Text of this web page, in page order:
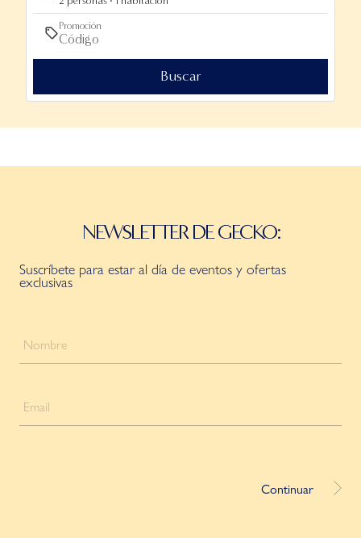
Promoción
Buscar
NEWSLETTER DE GECKO:
Suscríbete para estar al día de eventos y ofertas
exclusivas